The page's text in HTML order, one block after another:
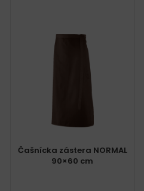
Čašnícka zástera NORMAL
90×60 cm